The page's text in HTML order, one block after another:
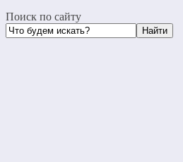
Поиск по сайту